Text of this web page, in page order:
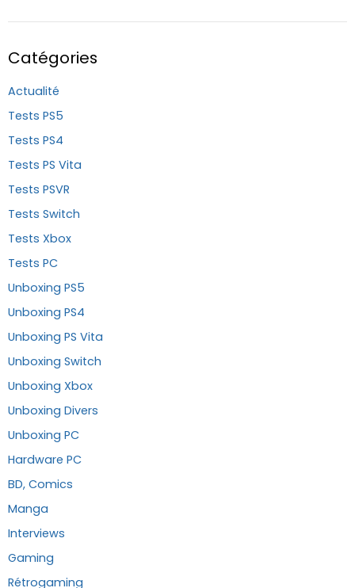
Catégories
Actualité
Tests PS5
Tests PS4
Tests PS Vita
Tests PSVR
Tests Switch
Tests Xbox
Tests PC
Unboxing PS5
Unboxing PS4
Unboxing PS Vita
Unboxing Switch
Unboxing Xbox
Unboxing Divers
Unboxing PC
Hardware PC
BD, Comics
Manga
Interviews
Gaming
Rétrogaming